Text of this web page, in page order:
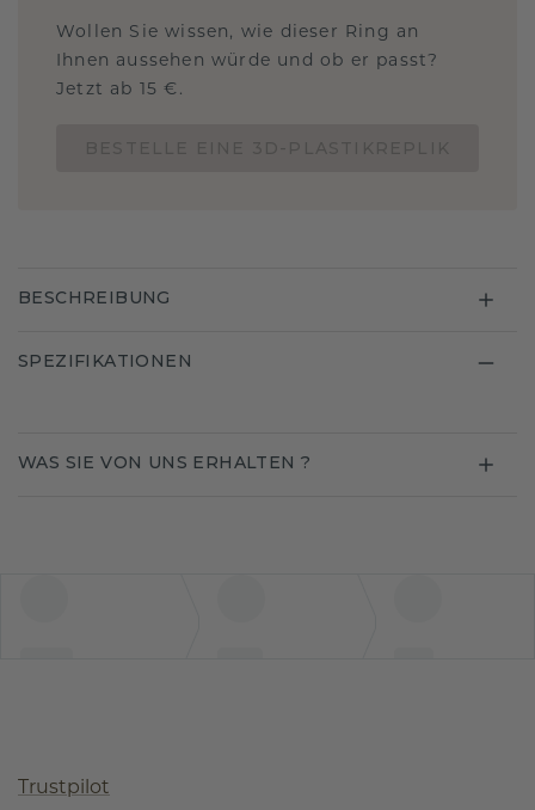
Wollen Sie wissen, wie dieser Ring an
Ihnen aussehen würde und ob er passt?
Jetzt ab 15 €.
BESCHREIBUNG
SPEZIFIKATIONEN
WAS SIE VON UNS ERHALTEN ?
Trustpilot